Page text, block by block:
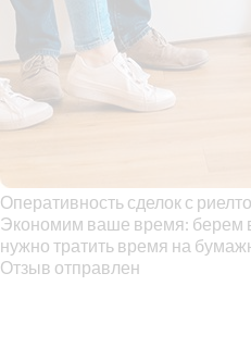
Оперативность сделок с
Экономим ваше время: берем
нужно тратить время на
Отзыв отправлен